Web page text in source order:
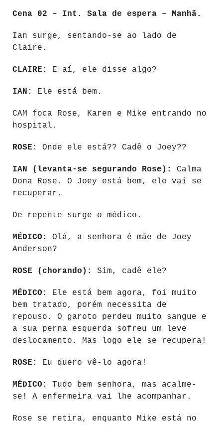
Cena 02 – Int. Sala de espera – Manhã.
Ian surge, sentando-se ao lado de
Claire.
CLAIRE: E aí, ele disse algo?
IAN: Ele está bem.
CAM foca Rose, Karen e Mike entrando no
hospital.
ROSE: Onde ele está?? Cadê o Joey??
IAN (levanta-se segurando Rose):
Calma
Dona Rose. O Joey está bem, ele vai se
recuperar.
De repente surge o médico.
MÉDICO:
Olá, a senhora é mãe de Joey
Anderson?
ROSE (chorando): Sim, cadê ele?
MÉDICO: Ele está bem agora, foi muito
bem tratado, porém necessita de
repouso. O garoto perdeu muito sangue e
a sua perna esquerda sofreu um leve
deslocamento. Mas logo ele se recupera!
ROSE: Eu quero vê-lo agora!
MÉDICO: Tudo bem senhora, mas acalme-
se! A enfermeira vai lhe acompanhar.
Rose se retira, enquanto Mike está no